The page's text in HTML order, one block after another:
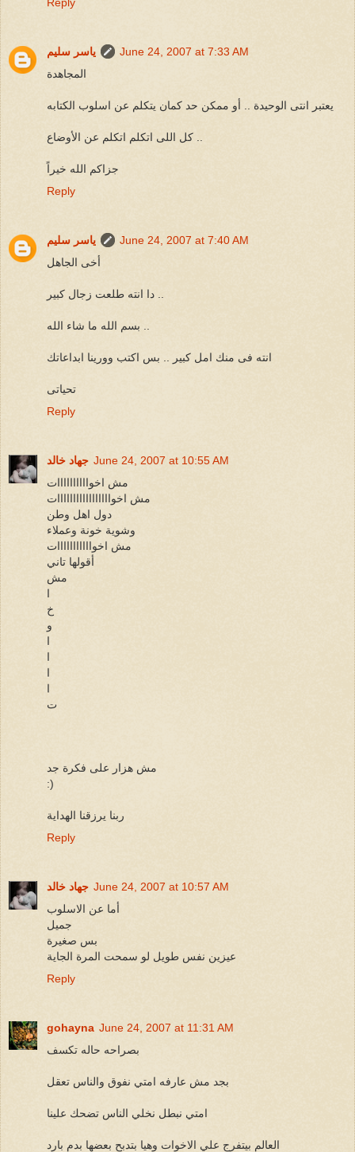
ياسر سليم
June 24, 2007 at 7:33 AM
المجاهدة
يعتبر انتى الوحيدة .. أو ممكن حد كمان يتكلم عن اسلوب الكتابه
جزاكم الله خيراً
Reply
ياسر سليم
June 24, 2007 at 7:40 AM
أخى الجاهل
انته فى منك امل كبير .. بس اكتب وورينا ابداعاتك
تحياتى
Reply
جهاد خالد June 24, 2007 at 10:55 AM
مش اخواااااااااات
مش اخوااااااااااااااااات
دول اهل وطن
وشوية خونة وعملاء
مش اخوااااااااااات
أقولها تاني
مش
ا
خ
و
ا
ا
ا
ا
ت
مش هزار على فكرة جد
:)
ربنا يرزقنا الهداية
Reply
جهاد خالد June 24, 2007 at 10:57 AM
أما عن الاسلوب
جميل
بس صغيرة
عيزين نفس طويل لو سمحت المرة الجاية
Reply
gohayna June 24, 2007 at 11:31 AM
بصراحه حاله تكسف
بجد مش عارفه امتي نفوق والناس تعقل
امتي نبطل نخلي الناس تضحك علينا
العالم بيتفرج علي الاخوات وهيا بتدبح بعضها بدم بارد